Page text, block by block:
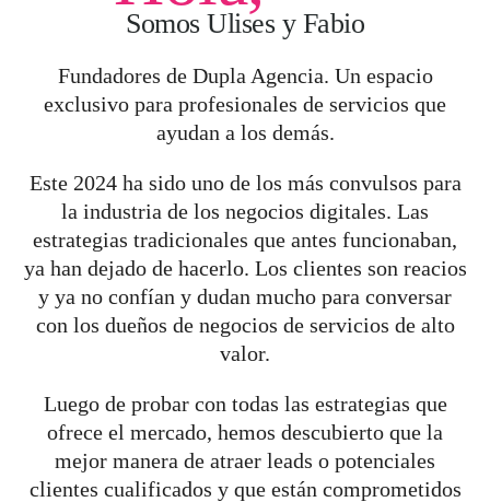
Somos Ulises y Fabio
Fundadores de Dupla Agencia. Un espacio
exclusivo para profesionales de servicios que
ayudan a los demás.
Este 2024 ha sido uno de los más convulsos para
la industria de los negocios digitales. Las
estrategias tradicionales que antes funcionaban,
ya han dejado de hacerlo. Los clientes son reacios
y ya no confían y dudan mucho para conversar
con los dueños de negocios de servicios de alto
valor.
Luego de probar con todas las estrategias que
ofrece el mercado, hemos descubierto que la
mejor manera de atraer leads o potenciales
clientes cualificados y que están comprometidos